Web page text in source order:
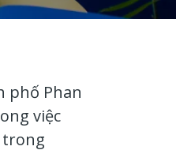
phố Phan
việc
trong